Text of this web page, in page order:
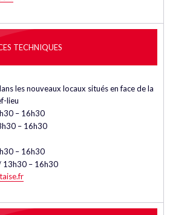
TECHNIQUES
les nouveaux locaux situés en face de la
lieu
– 16h30
– 16h30
– 16h30
13h30 – 16h30